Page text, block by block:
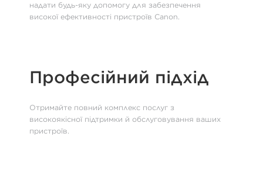
надати будь-яку допомогу для забезпечення
високої ефективності пристроїв Canon.
Професійний підхід
Отримайте повний комплекс послуг з
високоякісної підтримки й обслуговування ваших
пристроїв.